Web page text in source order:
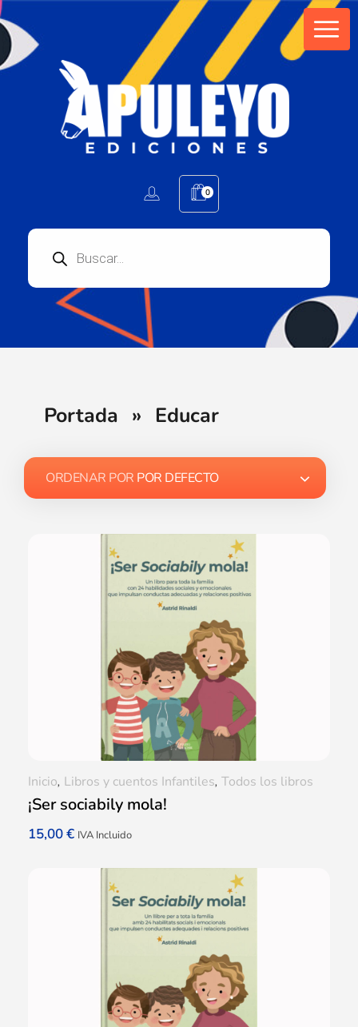
0
Portada » Educar
ORDENAR POR POR DEFECTO
¡Ser sociabily mola!
15,00€ IVA Incluido
Inicio, Libros y cuentos Infantiles, Todos los libros